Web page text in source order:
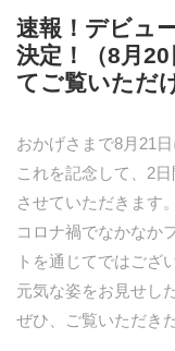
速報！デビュ
決定！（8月
てご覧いただ
おかげさまで8月21
これを記念して、2
させていただきます。
コロナ禍でなかなか
トを通じてではござ
元気な姿をお見せし
ぜひ、ご覧いただき